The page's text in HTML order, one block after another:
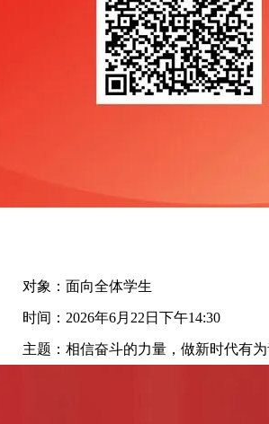
对象：面向全体学生
时间：2026年6月22日下午14:30
主题：相信奋斗的力量，做新时代有为